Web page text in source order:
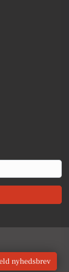
nyhedsbrev